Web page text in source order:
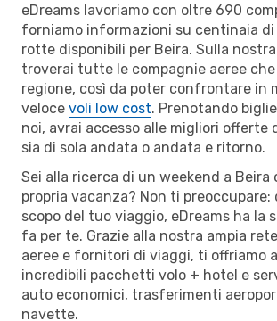
eDreams lavoriamo con oltre 690
forniamo informazioni su centinaia di
rotte disponibili per Beira. Sulla
troverai tutte le compagnie aeree che
regione, così da poter confrontare in
veloce voli low cost. Prenotando
noi, avrai accesso alle migliori offerte
sia di sola andata o andata e ritorno.
Sei alla ricerca di un weekend a Beira
propria vacanza? Non ti preoccupare:
scopo del tuo viaggio, eDreams ha la
fa per te. Grazie alla nostra ampia
aeree e fornitori di viaggi, ti offriamo
incredibili pacchetti volo + hotel e
auto economici, trasferimenti
navette.